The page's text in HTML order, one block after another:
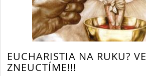
EUCHARISTIA NA RUKU?
ZNEUCTÍME!!!